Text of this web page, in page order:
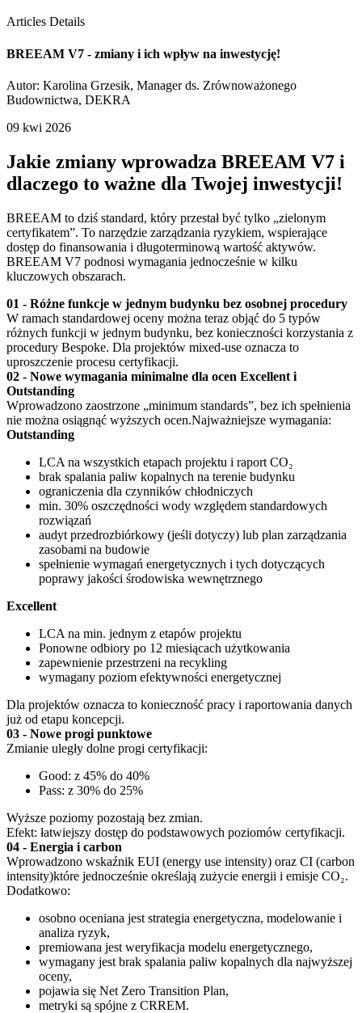
Articles Details
BREEAM V7 - zmiany i ich wpływ na inwestycję!
Autor: Karolina Grzesik, Manager ds. Zrównoważonego
Budownictwa, DEKRA
09 kwi 2026
Jakie zmiany wprowadza BREEAM V7 i
dlaczego to ważne dla Twojej inwestycji!
BREEAM to dziś standard, który przestał być tylko „zielonym
certyfikatem”. To narzędzie zarządzania ryzykiem, wspierające
dostęp do finansowania i długoterminową wartość aktywów.
BREEAM V7 podnosi wymagania jednocześnie w kilku
kluczowych obszarach.
01 - Różne funkcje w jednym budynku bez osobnej procedury
W ramach standardowej oceny można teraz objąć do 5 typów
różnych funkcji w jednym budynku, bez konieczności korzystania z
procedury Bespoke. Dla projektów mixed-use oznacza to
uproszczenie procesu certyfikacji.
02 - Nowe wymagania minimalne dla ocen Excellent i
Outstanding
Wprowadzono zaostrzone „minimum standards”, bez ich spełnienia
nie można osiągnąć wyższych ocen.Najważniejsze wymagania:
Outstanding
LCA na wszystkich etapach projektu i raport CO₂
brak spalania paliw kopalnych na terenie budynku
ograniczenia dla czynników chłodniczych
min. 30% oszczędności wody względem standardowych
rozwiązań
audyt przedrozbiórkowy (jeśli dotyczy) lub plan zarządzania
zasobami na budowie
spełnienie wymagań energetycznych i tych dotyczących
poprawy jakości środowiska wewnętrznego
Excellent
LCA na min. jednym z etapów projektu
Ponowne odbiory po 12 miesiącach użytkowania
zapewnienie przestrzeni na recykling
wymagany poziom efektywności energetycznej
Dla projektów oznacza to konieczność pracy i raportowania danych
już od etapu koncepcji.
03 - Nowe progi punktowe
Zmianie uległy dolne progi certyfikacji:
Good: z 45% do 40%
Pass: z 30% do 25%
Wyższe poziomy pozostają bez zmian.
Efekt: łatwiejszy dostęp do podstawowych poziomów certyfikacji.
04 - Energia i carbon
Wprowadzono wskaźnik EUI (energy use intensity) oraz CI (carbon
intensity)które jednocześnie określają zużycie energii i emisje CO₂.
Dodatkowo:
osobno oceniana jest strategia energetyczna, modelowanie i
analiza ryzyk,
premiowana jest weryfikacja modelu energetycznego,
wymagany jest brak spalania paliw kopalnych dla najwyższej
oceny,
pojawia się Net Zero Transition Plan,
metryki są spójne z CRREM.